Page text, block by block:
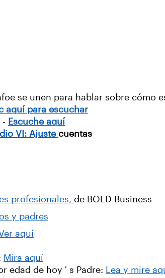
se unen para hablar sobre cómo
aquí para escuchar
- Escuche aquí
VI: Ajuste cuentas
profesionales, de BOLD Business
y padres
aquí
Mira aquí
edad de hoy ' s Padre: Lea y mire